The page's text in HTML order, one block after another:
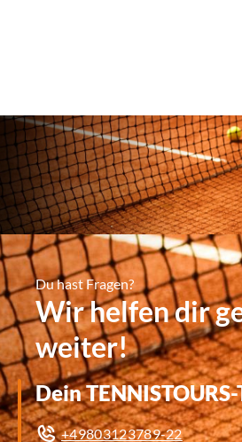
Du hast Fragen?
Wir helfen dir
weiter!
Dein
+49803123789-22